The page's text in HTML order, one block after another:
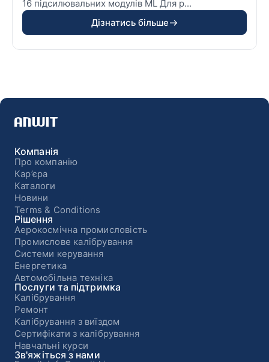
16 підсилювальних модулів ML Для р...
Дізнатись більше
Компанія
Про компанію
Кар’єра
Каталоги
Новини
Terms & Conditions
Рішення
Аерокосмічна промисловість
Промислове калібрування
Системи керування
Енергетика
Автомобільна техніка
Послуги та підтримка
Калібрування
Ремонт
Калібрування з виїздом
Сертифікати з калібрування
Навчальні курси
Зв'яжіться з нами